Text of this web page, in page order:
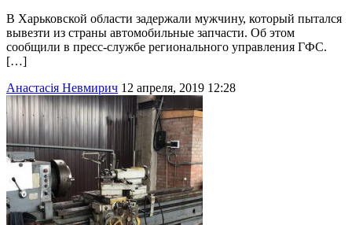
В Харьковской области задержали мужчину, который пытался
вывезти из страны автомобильные запчасти. Об этом
сообщили в пресс-службе регионального управления ГФС.
[…]
Анастасія Невмирич 12 апреля, 2019 12:28